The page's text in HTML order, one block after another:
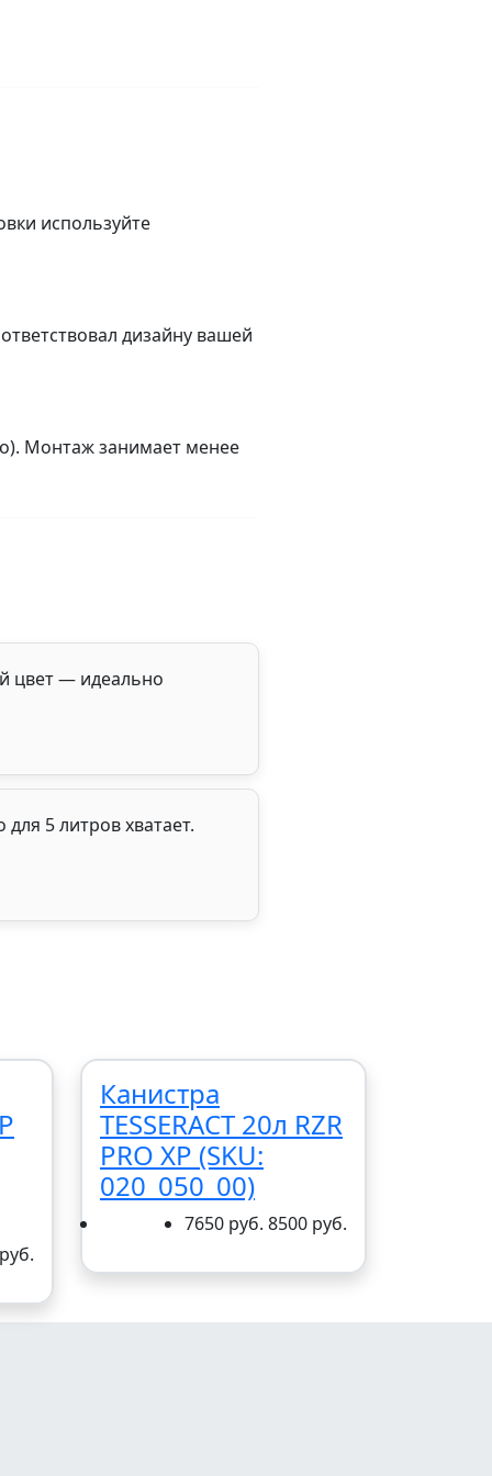
используйте
дизайну вашей
Монтаж занимает менее
цвет — идеально
5 литров хватает.
Канистра
TESSERACT 20л RZR
PRO XP (SKU:
020_050_00)
7650 руб. 8500 руб.